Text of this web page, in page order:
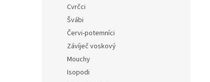
Cvrčci
Švábi
Červi-potemníci
Závíječ voskový
Mouchy
Isopodi